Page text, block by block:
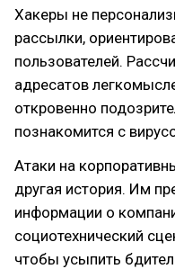
Хакеры не
рассылки,
пользователей.
адресатов
откровенно
познакомится с
Атаки на
другая история. Им
информации о
социотехнический
чтобы усыпить